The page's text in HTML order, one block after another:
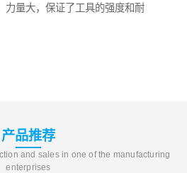
力量大，保证了工具的强度和耐
产品推荐
and sales in one of the manufacturing
enterprises